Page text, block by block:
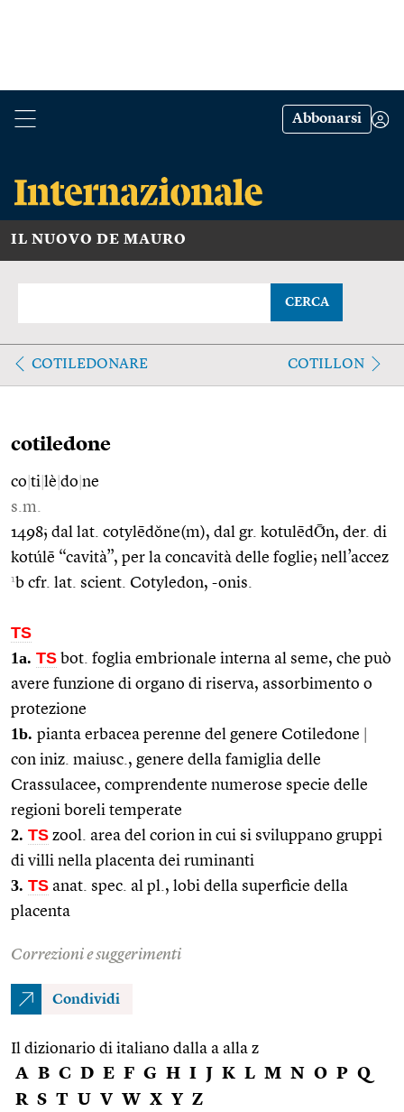
Abbonarsi
IL NUOVO DE MAURO
CERCA
COTILEDONARE COTILLON
cotiledone
co ti lè do ne
s.m.
1498; dal lat. cotylēdŏne(m), dal gr. kotulēdṒn, der. di
kotúlē “cavità”, per la concavità delle foglie; nell’accez
1b cfr. lat. scient. Cotyledon, -onis.
TS
1a. TS bot. foglia embrionale interna al seme, che può
avere funzione di organo di riserva, assorbimento o
protezione
1b. pianta erbacea perenne del genere Cotiledone
con iniz. maiusc., genere della famiglia delle
Crassulacee, comprendente numerose specie delle
regioni boreli temperate
2. TS zool. area del corion in cui si sviluppano gruppi
di villi nella placenta dei ruminanti
3. TS anat. spec. al pl., lobi della superficie della
placenta
Correzioni e suggerimenti
Condividi
Il dizionario di italiano dalla a alla z
A B C D E F G H I J K L M N O P Q
R S T U V W X Y Z